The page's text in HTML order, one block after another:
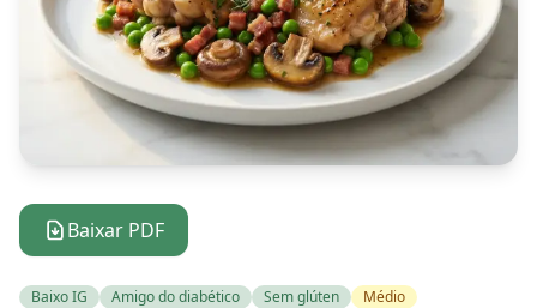
Baixar PDF
Baixo IG Amigo do diabético Sem glúten Médio